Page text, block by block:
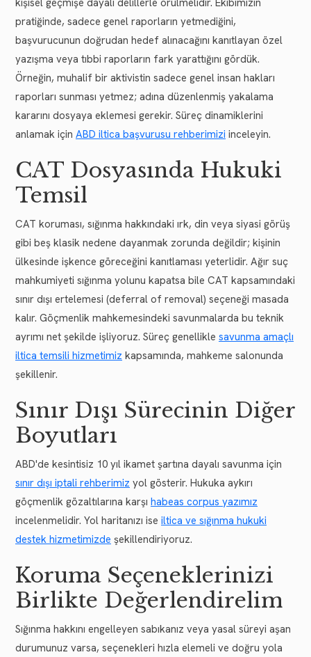
pratiğinde, sadece genel raporların yetmediğini,
başvurucunun doğrudan hedef alınacağını kanıtlayan özel
yazışma veya tıbbi raporların fark yarattığını gördük.
Örneğin, muhalif bir aktivistin sadece genel insan hakları
raporları sunması yetmez; adına düzenlenmiş yakalama
kararını dosyaya eklemesi gerekir. Süreç dinamiklerini
anlamak için ABD iltica başvurusu rehberimizi inceleyin.
CAT Dosyasında Hukuki
Temsil
CAT koruması, sığınma hakkındaki ırk, din veya siyasi görüş
gibi beş klasik nedene dayanmak zorunda değildir; kişinin
ülkesinde işkence göreceğini kanıtlaması yeterlidir. Ağır suç
mahkumiyeti sığınma yolunu kapatsa bile CAT kapsamındaki
sınır dışı ertelemesi (deferral of removal) seçeneği masada
kalır. Göçmenlik mahkemesindeki savunmalarda bu teknik
ayrımı net şekilde işliyoruz. Süreç genellikle savunma amaçlı
iltica temsili hizmetimiz kapsamında, mahkeme salonunda
şekillenir.
Sınır Dışı Sürecinin Diğer
Boyutları
ABD'de kesintisiz 10 yıl ikamet şartına dayalı savunma için
sınır dışı iptali rehberimiz yol gösterir. Hukuka aykırı
göçmenlik gözaltılarına karşı habeas corpus yazımız
incelenmelidir. Yol haritanızı ise iltica ve sığınma hukuki
destek hizmetimizde şekillendiriyoruz.
Koruma Seçeneklerinizi
Birlikte Değerlendirelim
Sığınma hakkını engelleyen sabıkanız veya yasal süreyi aşan
durumunuz varsa, seçenekleri hızla elemeli ve doğru yola